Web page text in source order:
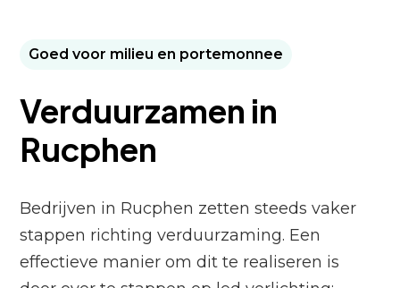
Goed voor milieu en portemonnee
Verduurzamen in
Rucphen
Bedrijven in Rucphen zetten steeds vaker
stappen richting verduurzaming. Een
effectieve manier om dit te realiseren is